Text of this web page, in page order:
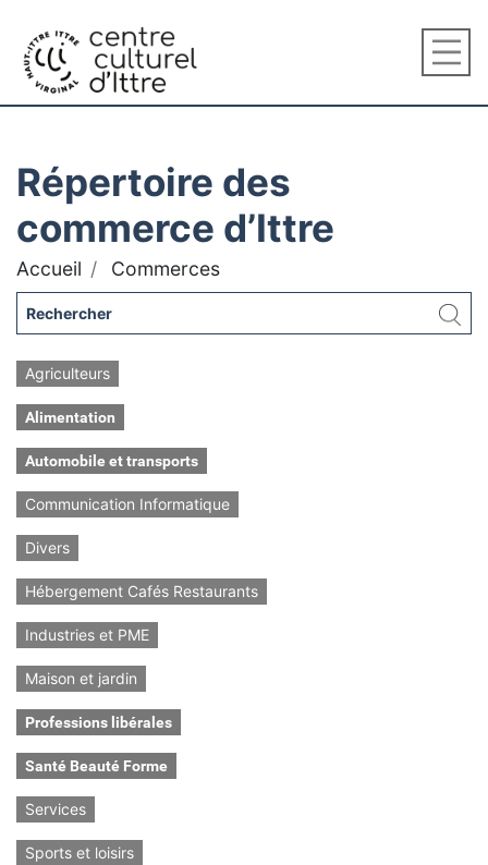
Répertoire des
commerce d’Ittre
Accueil Commerces
Agriculteurs
Alimentation
Automobile et transports
Communication Informatique
Divers
Hébergement Cafés Restaurants
Industries et PME
Maison et jardin
Professions libérales
Santé Beauté Forme
Services
Sports et loisirs